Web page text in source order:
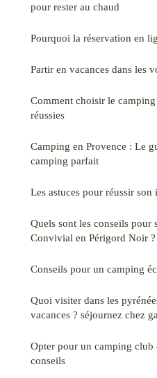
pour rester au chaud
Pourquoi la réservation en
Partir en vacances dans les
Comment choisir le
réussies
Camping en Provence : Le
camping parfait
Les astuces pour réussir son
Quels sont les conseils pour
Convivial en Périgord Noir ?
Conseils pour un camping
Quoi visiter dans les
vacances ? séjournez chez
Opter pour un camping club
conseils